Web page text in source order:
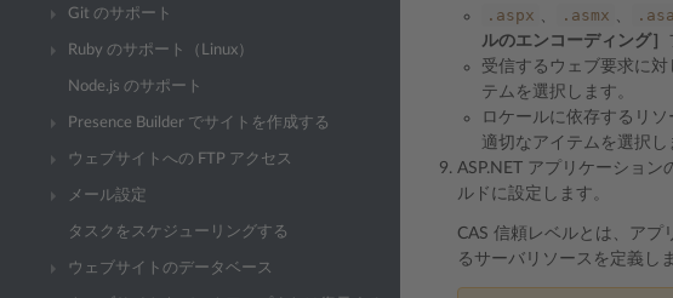
Git のサポート
Ruby のサポート（Linux）
Node.js のサポート
Presence Builder でサイトを作成する
ウェブサイトへの FTP アクセス
メール設定
タスクをスケジューリングする
ウェブサイトのデータベース
.aspx 、 .asmx 、
ルのエンコーディング］
受信するウェブ要求に
テムを選択します。
ロケールに依存するリ
適切なアイテムを選択し
ASP.NET アプリケーショ
ルドに設定します。
CAS 信頼レベルとは、ア
るサーバリソースを定義し